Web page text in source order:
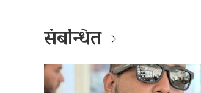
संबन्धित